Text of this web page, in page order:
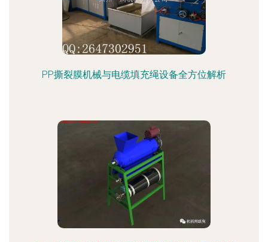
PP撕裂膜机械与电缆填充绳设备全方位解析